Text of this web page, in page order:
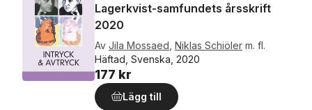
Lagerkvist-samfundets årsskrift
2020
Av Jila Mossaed Niklas Schiöler m. fl.
Häftad, Svenska, 2020
177 kr
Lägg till